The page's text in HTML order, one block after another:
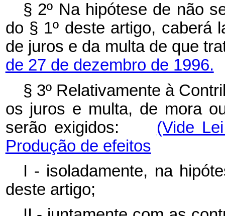
§ 2º Na hipótese de não
do § 1º deste artigo, caberá
de juros e da multa de que
de 27 de dezembro de 1996.
§ 3º Relativamente à
os juros e multa, de mora
serão exigidos: (Vide
Produção de efeitos
I - isoladamente, na
deste artigo;